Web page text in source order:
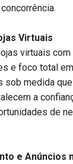
Virtuais
virtuais
e foco total
sob medida
a
de
e Anúncios